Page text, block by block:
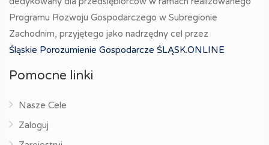
Programu Rozwoju Gospodarczego w Subregionie
Zachodnim, przyjętego jako nadrzędny cel przez
Śląskie Porozumienie Gospodarcze ŚLĄSK.ONLINE
Pomocne linki
Nasze Cele
Zaloguj